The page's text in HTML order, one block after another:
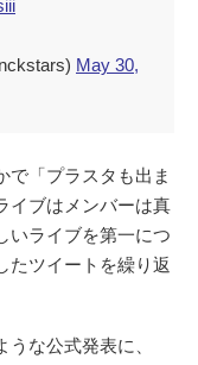
May 30,
「プラスタも出ま
イブはメンバーは真
いライブを第一につ
たツイートを繰り返
な公式発表に、